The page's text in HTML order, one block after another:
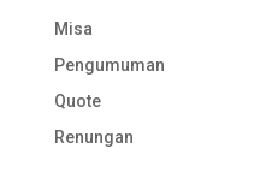
Misa
Pengumuman
Quote
Renungan